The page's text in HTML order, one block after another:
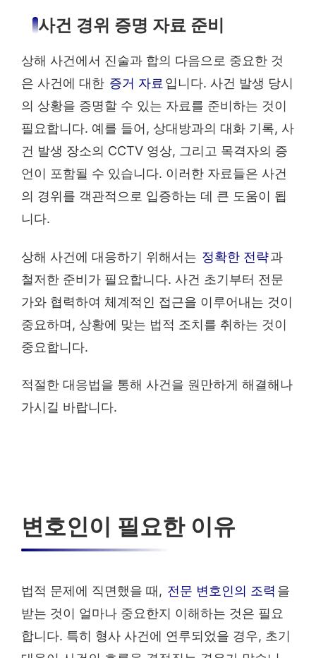
사건 경위 증명 자료 준비
상해 사건에서 진술과 합의 다음으로 중요한 것
은 사건에 대한 증거 자료 입니다. 사건 발생 당시
의 상황을 증명할 수 있는 자료를 준비하는 것이
필요합니다. 예를 들어, 상대방과의 대화 기록, 사
건 발생 장소의 CCTV 영상, 그리고 목격자의 증
언이 포함될 수 있습니다. 이러한 자료들은 사건
의 경위를 객관적으로 입증하는 데 큰 도움이 됩
니다.
상해 사건에 대응하기 위해서는 정확한 전략과
철저한 준비가 필요합니다. 사건 초기부터 전문
가와 협력하여 체계적인 접근을 이루어내는 것이
중요하며, 상황에 맞는 법적 조치를 취하는 것이
중요합니다.
적절한 대응법을 통해 사건을 원만하게 해결해나
가시길 바랍니다.
변호인이 필요한 이유
법적 문제에 직면했을 때, 전문 변호인의 조력 을
받는 것이 얼마나 중요한지 이해하는 것은 필요
합니다. 특히 형사 사건에 연루되었을 경우, 초기